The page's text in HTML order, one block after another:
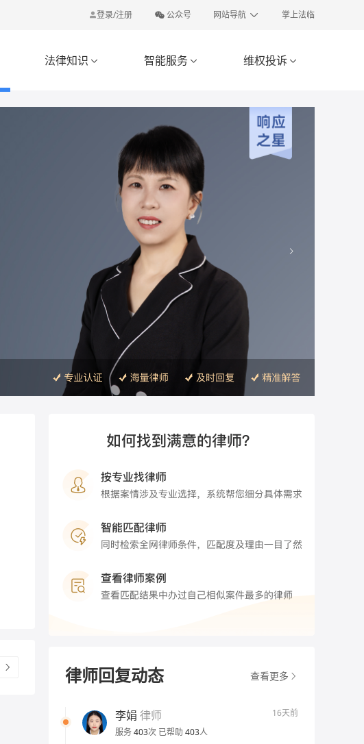
登录/注册 公众号 网站导航 掌上法临
法律知识  智能服务  维权投诉 
律师回复动态 查看更多
李娟 律师
16天前
服务403次 已帮助 403人